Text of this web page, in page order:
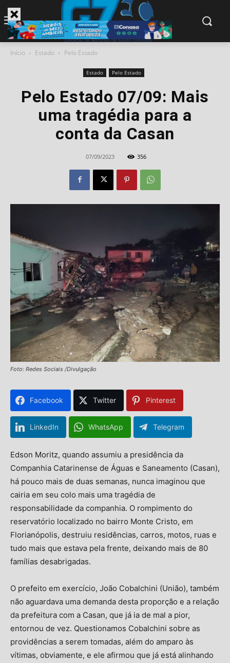
Início Estado Pelo Estado
Estado Pelo Estado
Pelo Estado 07/09: Mais
uma tragédia para a
conta da Casan
07/09/2023 356
Foto: Redes Sociais /Divulgação
Facebook Twitter Pinterest
LinkedIn WhatsApp Telegram
Edson Moritz, quando assumiu a presidência da
Companhia Catarinense de Águas e Saneamento (Casan),
há pouco mais de duas semanas, nunca imaginou que
cairia em seu colo mais uma tragédia de
responsabilidade da companhia. O rompimento do
reservatório localizado no bairro Monte Cristo, em
Florianópolis, destruiu residências, carros, motos, ruas e
tudo mais que estava pela frente, deixando mais de 80
famílias desabrigadas.
O prefeito em exercício, João Cobalchini (União), também
não aguardava uma demanda desta proporção e a relação
da prefeitura com a Casan, que já ia de mal a pior,
entornou de vez. Questionamos Cobalchini sobre as
providências a serem tomadas, além do amparo às
vítimas, obviamente, e ele afirmou que já está alinhando
modal-check